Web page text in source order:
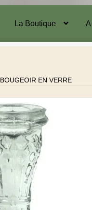
La Boutique
BOUGEOIR EN VERRE